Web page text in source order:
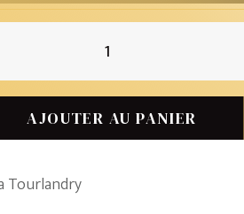
AJOUTER AU PANIER
Tourlandry